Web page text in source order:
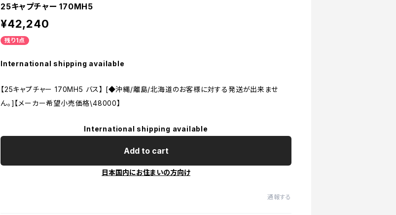
25キャプチャー 170MH5
¥42,240
残り1点
International shipping available
【25キャプチャー 170MH5 バス】 [◆沖縄/離島/北海道のお客様に対する発送が出来ませ
ん。]【メーカー希望小売価格\48000】
International shipping available
Add to cart
日本国内にお住まいの方向け
通報する